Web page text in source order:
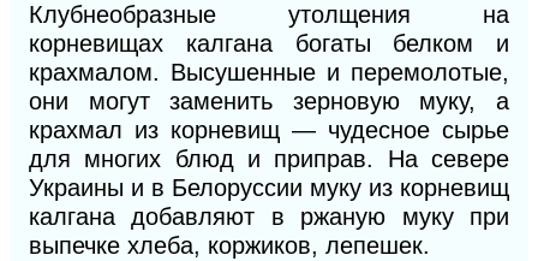
Клубнеобразные утолщения на
корневищах калгана богаты белком и
крахмалом. Высушенные и перемолотые,
они могут заменить зерновую муку, а
крахмал из корневищ — чудесное сырье
для многих блюд и приправ. На севере
Украины и в Белоруссии муку из корневищ
калгана добавляют в ржаную муку при
выпечке хлеба, коржиков, лепешек.